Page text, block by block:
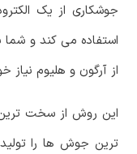
جوشکاری از یک
استفاده می کند و شما
از آرگون و هلیوم نیاز
این روش از سخت
ترین جوش ها را